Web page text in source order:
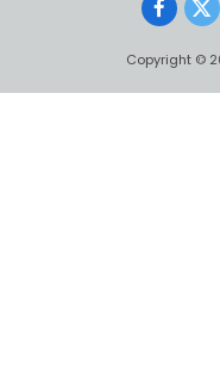
X
Copyright ©